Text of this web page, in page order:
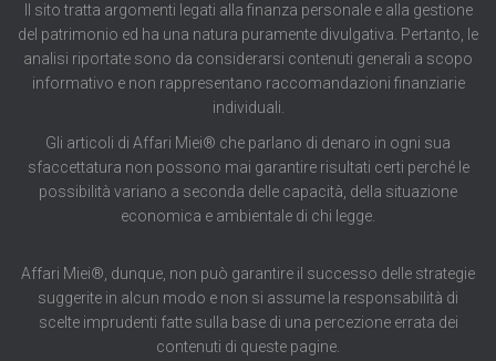
Il sito tratta argomenti legati alla finanza personale e alla gestione
del patrimonio ed ha una natura puramente divulgativa. Pertanto, le
analisi riportate sono da considerarsi contenuti generali a scopo
informativo e non rappresentano raccomandazioni finanziarie
individuali.
Gli articoli di Affari Miei® che parlano di denaro in ogni sua
sfaccettatura non possono mai garantire risultati certi perché le
possibilità variano a seconda delle capacità, della situazione
economica e ambientale di chi legge.
Affari Miei®, dunque, non può garantire il successo delle strategie
suggerite in alcun modo e non si assume la responsabilità di
scelte imprudenti fatte sulla base di una percezione errata dei
contenuti di queste pagine.